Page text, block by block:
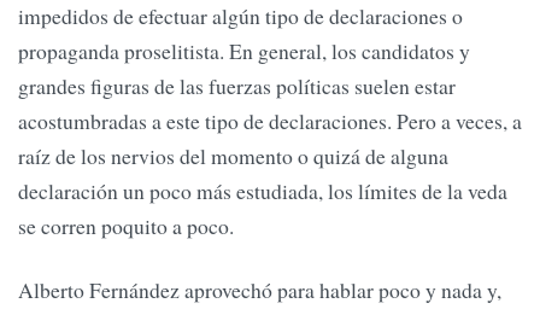
impedidos de efectuar algún tipo de declaraciones o
propaganda proselitista. En general, los candidatos y
grandes figuras de las fuerzas políticas suelen estar
acostumbradas a este tipo de declaraciones. Pero a veces, a
raíz de los nervios del momento o quizá de alguna
declaración un poco más estudiada, los límites de la veda
se corren poquito a poco.
Alberto Fernández aprovechó para hablar poco y nada y,